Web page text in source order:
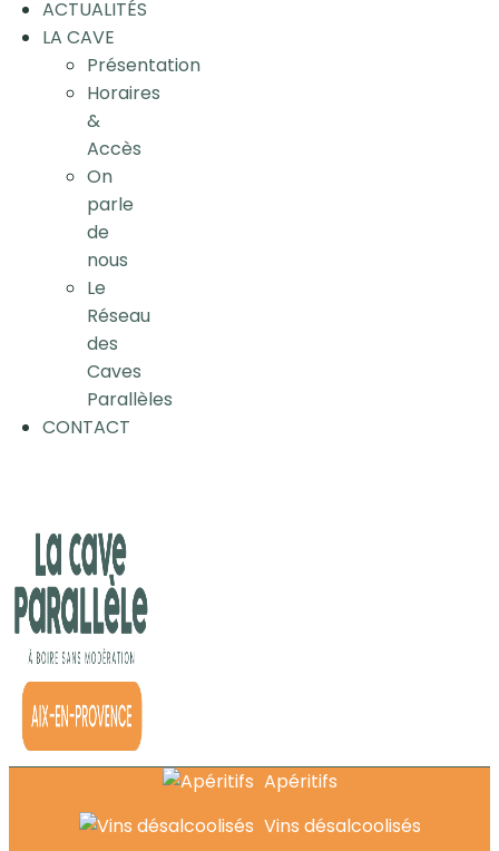
ACTUALITÉS
LA CAVE
Présentation
Horaires
&
Accès
On
parle
de
nous
Le
Réseau
des
Caves
Parallèles
CONTACT
Apéritifs
Vins désalcoolisés